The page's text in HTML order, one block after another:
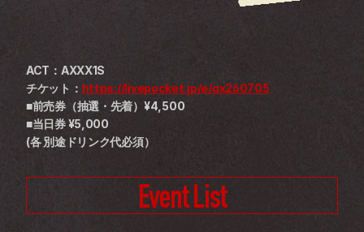
ACT：AXXX1S
チケット： https://livepocket.jp/e/ax260705
■前売券（抽選・先着）¥4,500
■当日券 ¥5,000
(各 別途ドリンク代必須）
Event List